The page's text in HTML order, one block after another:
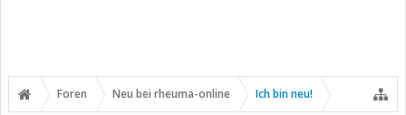
Foren Neu bei rheuma-online Ich bin neu!